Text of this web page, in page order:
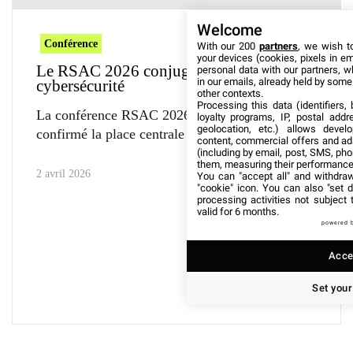
Conférence
Le RSAC 2026 conjugue IA et
cybersécurité
La conférence RSAC 2026 a une fois de plus
confirmé la place centrale occupée par
2 avril 2026
Welcome
With our 200partners, we wish
your devices (cookies, pixels in
personal data with our partners,
in our emails, already held by
other contexts.
Processing this data (identifiers,
loyalty programs, IP, postal
geolocation, etc.) allows
content, commercial offers and
(including by email, post, SMS,
them, measuring their
You can "accept all" and
"cookie" icon. You can also "set
processing activities not subject
valid for 6 months.
powered
Set